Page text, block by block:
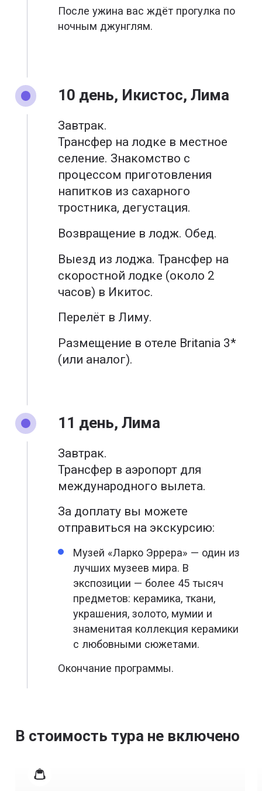
После ужина вас ждёт прогулка по
ночным джунглям.
10 день, Икистос, Лима
Завтрак.
Трансфер на лодке в местное
селение. Знакомство с
процессом приготовления
напитков из сахарного
тростника, дегустация.
Возвращение в лодж. Обед.
Выезд из лоджа. Трансфер на
скоростной лодке (около 2
часов) в Икитос.
Перелёт в Лиму.
Размещение в отеле Britania 3*
(или аналог).
11 день, Лима
Завтрак.
Трансфер в аэропорт для
международного вылета.
За доплату вы можете
отправиться на экскурсию:
Музей «Ларко Эррера» — один из
лучших музеев мира. В
экспозиции — более 45 тысяч
предметов: керамика, ткани,
украшения, золото, мумии и
знаменитая коллекция керамики
с любовными сюжетами.
Окончание программы.
В стоимость тура не включено